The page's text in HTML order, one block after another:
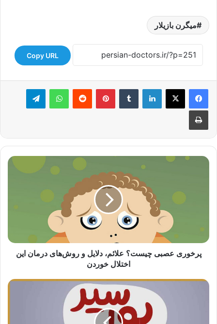
میگرن بازیلار
Copy URL
لینکدین ‫تامبلر ‫پین‌ترست‫رددیت واتس آپ تلگرام
چاپ
پرخوری
درمان
این
اختلال
پرخوری عصبی چیست؟ علائم، دلایل و روش‌های درمان این
اختلال خوردن
نگاهی